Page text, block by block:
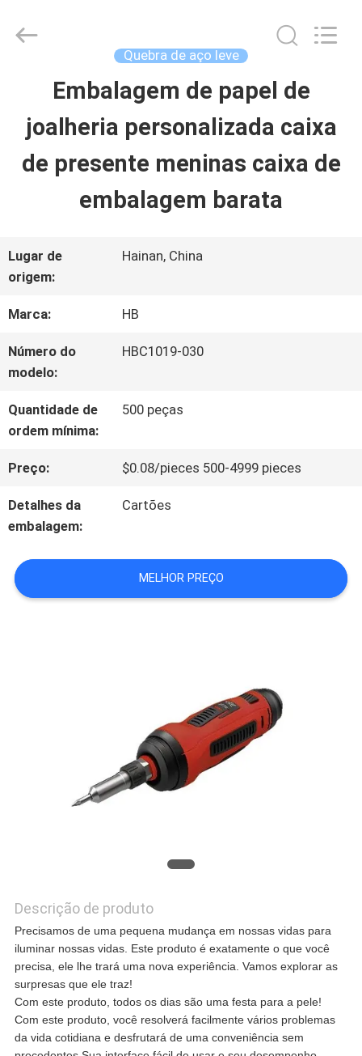
PARA
CASA
PRODUTOS
SOBRE
NÓS
VISITA
À
FÁBRICA
CONTROLE
DE
MAPA
DO
SITE
Electric
Quebra de aço leve
Embalagem de papel de
joalheria personalizada caixa
de presente meninas caixa de
embalagem barata
Lugar de
origem:
Hainan, China
Marca: HB
Número do
modelo:
HBC1019-030
Quantidade de
ordem mínima:
500 peças
Preço: $0.08/pieces 500-4999 pieces
Detalhes da
embalagem:
Cartões
MELHOR PREÇO
Descrição de produto
Precisamos de uma pequena mudança em nossas vidas para
iluminar nossas vidas. Este produto é exatamente o que você
precisa, ele lhe trará uma nova experiência. Vamos explorar as
surpresas que ele traz!
Com este produto, todos os dias são uma festa para a pele!
Com este produto, você resolverá facilmente vários problemas
da vida cotidiana e desfrutará de uma conveniência sem